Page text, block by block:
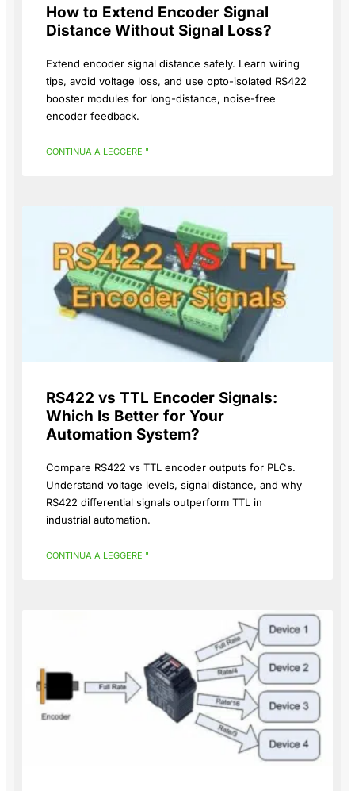
How to Extend Encoder Signal
Distance Without Signal Loss?
Extend encoder signal distance safely. Learn wiring
tips, avoid voltage loss, and use opto-isolated RS422
booster modules for long-distance, noise-free
encoder feedback.
CONTINUA A LEGGERE "
RS422 vs TTL Encoder Signals:
Which Is Better for Your
Automation System?
Compare RS422 vs TTL encoder outputs for PLCs.
Understand voltage levels, signal distance, and why
RS422 differential signals outperform TTL in
industrial automation.
CONTINUA A LEGGERE "